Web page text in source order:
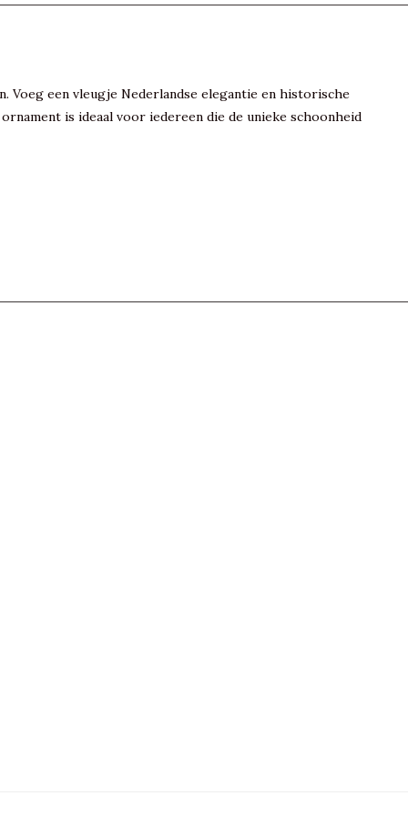
een vleugje Nederlandse elegantie en historische
is ideaal voor iedereen die de unieke schoonheid